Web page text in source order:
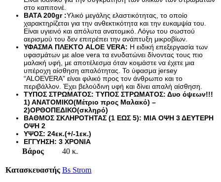
Κούπες
Μαξιλάρι Στρώματος Ύπνου
Μαξιλάρι Υπνόσακου
Μαξιλάρια Αιώρας
Μπουκάλια
Παγοκυστες
Σακίδια Πλάτης
Σάκοι Αδιάβροχοι
Σκηνές 2-3 Ατόμων
Σκηνές 3-4 Ατόμων
Σκηνές 4-5 Ατόμων
Σκηνές 5-6 Ατόμων
Σκηνές 6-7 Ατόμων
Σκηνές Pop up
Σκηνές Αυτόματες
Σκηνές Παράλιας
Στρωματά Ύπνου Φουσκωτά
στο καπιτονέ.
BATA 200gr :Υλικό μεγάλης ελαστικότητας, το οποίο
χαρακτηρίζεται για την ανθεκτικότητα και την ευκαμψία του.
Είναι υγιεινό και απόλυτα ανατομικό. Λόγω του σωστού
αερισμού του δεν επιτρέπει την ανάπτυξη μικροβίων.
ΥΦΑΣΜΑ ΠΛΕΚΤΟ ALOE VERA: Η ειδική επεξεργασία των
υφασμάτων με aloe vera τα ενυδατώνει δίνοντας τους πιο
μαλακή υφή, με αποτέλεσμα όταν κοιμάστε να έχετε μια
υπέροχη αίσθηση απαλότητας. Το ύφασμα jersey
“ALOEVERA” είναι φιλικό προς τον άνθρωπο και το
περιβάλλον. Έχει βελούδινη υφή και δίνει απαλή αίσθηση.
ΤΥΠΟΣ ΣΤΡΩΜΑΤΟΣ: ΤΥΠΟΣ ΣΤΡΩΜΑΤΟΣ: Δυο όψεων!!!
1) ΑΝΑΤΟΜΙΚΟ(Μέτριο προς Μαλακό) –
2)ΟΡΘΟΠΕΔΙΚΟ(σκληρό)
ΒΑΘΜΟΣ ΣΚΛΗΡΟΤΗΤΑΣ (1 ΕΩΣ 5): ΜΙΑ ΟΨΗ 3 ΔΕΥΤΕΡΗ
ΟΨΗ 2
ΥΨΟΣ: 24εκ.(+/-1εκ.)
ΕΓΓΥΗΣΗ: 3 ΧΡΟΝΙΑ
Βάρος 40 κ.
Κατασκευαστής Bs Strom